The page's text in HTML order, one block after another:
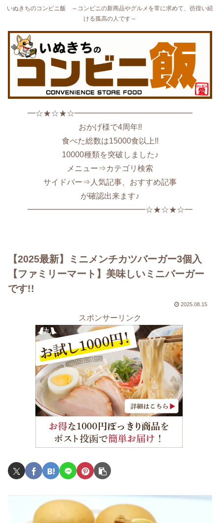
いぬきちのコンビニ飯 ～コンビニの新商品やグルメを常に求めて、彷徨い続
ける孤高の人です～
━☆★☆★☆━━━━━━━━━━━━━━━
おかげ様で4周年!!
食べた総数は15000食以上!!
10000種類を突破しました♪
メニュー⇒カテゴリ検索
サイドバー⇒人気記事、おすすめ記事
が確認出来ます♪
━━━━━━━━━━━━━━━☆★☆★☆━
【2025最新】ミニメンチカツバーガー3個入
【ファミリーマート】美味しいミニバーガー
です!!
2025.08.15
スポンサーリンク